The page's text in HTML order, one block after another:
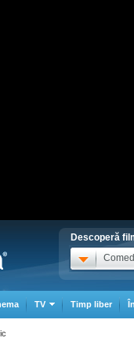
Descoperă
TV Timp liber